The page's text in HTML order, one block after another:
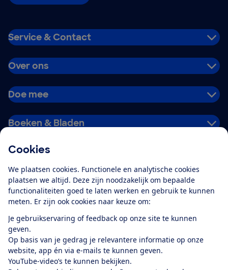
Cookies
We plaatsen cookies. Functionele en analytische cookies
plaatsen we altijd. Deze zijn noodzakelijk om bepaalde
functionaliteiten goed te laten werken en gebruik te kunnen
meten. Er zijn ook cookies naar keuze om:
Je gebruikservaring of feedback op onze site te kunnen
geven.
Op basis van je gedrag je relevantere informatie op onze
website, app én via e-mails te kunnen geven.
YouTube-video’s te kunnen bekijken.
Service & Contact
Over ons
Doe mee
Boeken & Bladen
Alles over de
app
Algemene Voorwaarden
Privacyverklaring
Cookiebeleid
Privacyvoorkeuren